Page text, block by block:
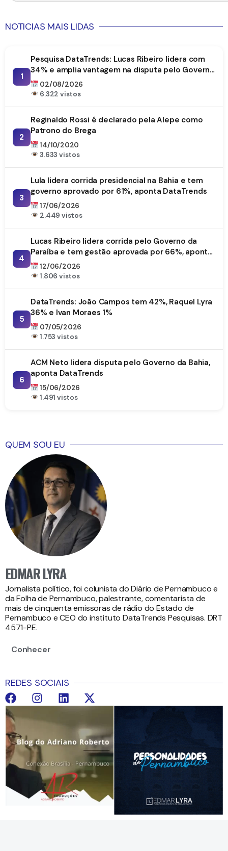
NOTICIAS MAIS LIDAS
1
Pesquisa DataTrends: Lucas Ribeiro lidera com
34% e amplia vantagem na disputa pelo Governo
da Paraíba
02/08/2026
6.322 vistos
2
Reginaldo Rossi é declarado pela Alepe como
Patrono do Brega
14/10/2020
3.633 vistos
3
Lula lidera corrida presidencial na Bahia e tem
governo aprovado por 61%, aponta DataTrends
17/06/2026
2.449 vistos
4
Lucas Ribeiro lidera corrida pelo Governo da
Paraíba e tem gestão aprovada por 66%, aponta
DataTrends
12/06/2026
1.806 vistos
5
DataTrends: João Campos tem 42%, Raquel Lyra
36% e Ivan Moraes 1%
07/05/2026
1.753 vistos
6
ACM Neto lidera disputa pelo Governo da Bahia,
aponta DataTrends
15/06/2026
1.491 vistos
QUEM SOU EU
EDMAR LYRA
Jornalista político, foi colunista do Diário de Pernambuco e
da Folha de Pernambuco, palestrante, comentarista de
mais de cinquenta emissoras de rádio do Estado de
Pernambuco e CEO do instituto DataTrends Pesquisas. DRT
4571-PE.
Conhecer
REDES SOCIAIS